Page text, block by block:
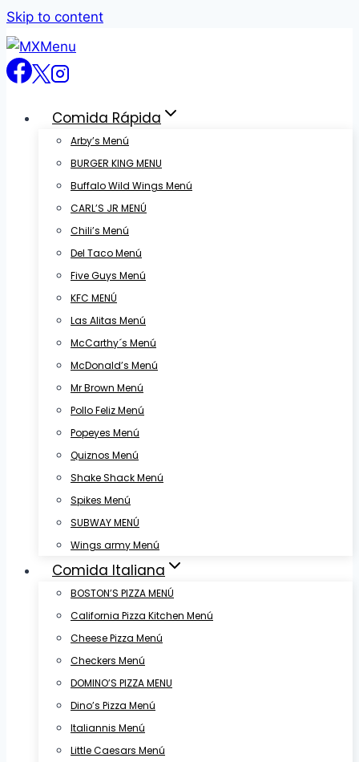
Skip to content
Comida Rápida
Arby’s Menú
BURGER KING MENU
Buffalo Wild Wings Menú
CARL’S JR MENÚ
Chili’s Menú
Del Taco Menú
Five Guys Menú
KFC MENÚ
Las Alitas Menú
McCarthy´s Menú
McDonald’s Menú
Mr Brown Menú
Pollo Feliz Menú
Popeyes Menú
Quiznos Menú
Shake Shack Menú
Spikes Menú
SUBWAY MENÚ
Wings army Menú
Comida Italiana
BOSTON’S PIZZA MENÚ
California Pizza Kitchen Menú
Cheese Pizza Menú
Checkers Menú
DOMINO’S PIZZA MENU
Dino’s Pizza Menú
Italiannis Menú
Little Caesars Menú